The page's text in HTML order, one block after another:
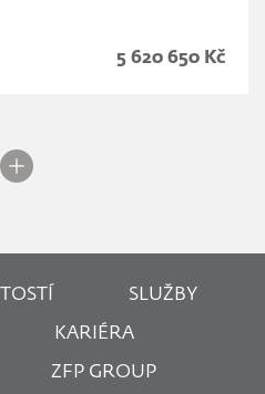
5 620 650 Kč
SLUŽBY
KARIÉRA
ZFP GROUP